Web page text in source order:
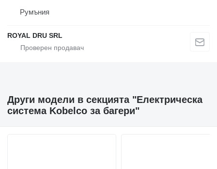
Румъния
ROYAL DRU SRL
Други модели в секцията "Електрическа
система Kobelco за багери"